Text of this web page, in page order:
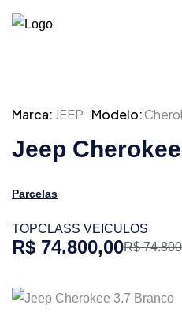
Marca: JEEP Modelo:
Jeep
Parcelas
TOPCLASS VEICULOS
R$ 74.800,00R$